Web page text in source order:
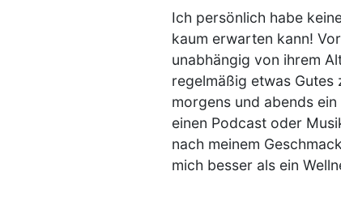
Ich persönlich habe
kaum erwarten kann!
unabhängig von ihrem
regelmäßig etwas
morgens und abends
einen Podcast oder
nach meinem
mich besser als ein